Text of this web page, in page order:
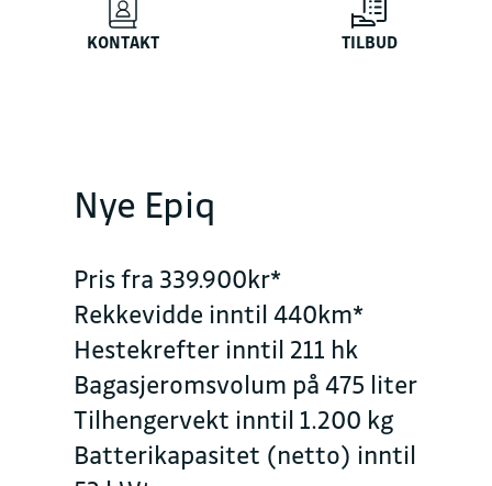
KONTAKT TILBUD
Nye Epiq
Pris fra 339.900kr*
Rekkevidde inntil 440km*
Hestekrefter inntil 211 hk
Bagasjeromsvolum på 475 liter
Tilhengervekt inntil 1.200 kg
Batterikapasitet (netto) inntil